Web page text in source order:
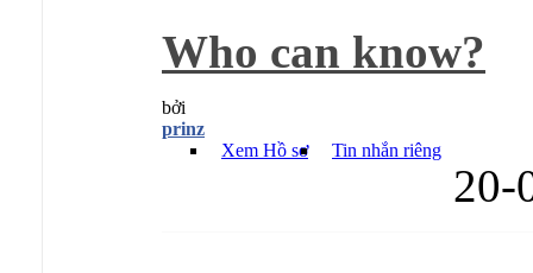
Who can know?
bởi
prinz
Xem Hồ sơ
Tin nhắn riêng
20-